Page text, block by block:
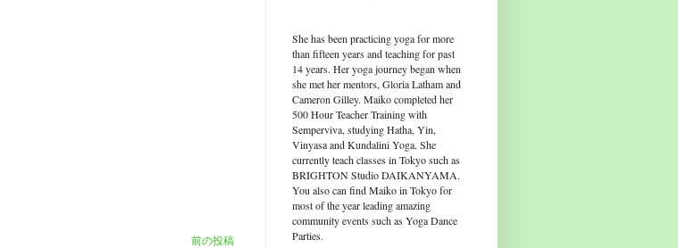
前の投稿
She has been practicing yoga for more
than fifteen years and teaching for past
14 years. Her yoga journey began when
she met her mentors, Gloria Latham and
Cameron Gilley. Maiko completed her
500 Hour Teacher Training with
Semperviva, studying Hatha, Yin,
Vinyasa and Kundalini Yoga. She
currently teach classes in Tokyo such as
BRIGHTON Studio DAIKANYAMA.
You also can find Maiko in Tokyo for
most of the year leading amazing
community events such as Yoga Dance
Parties.